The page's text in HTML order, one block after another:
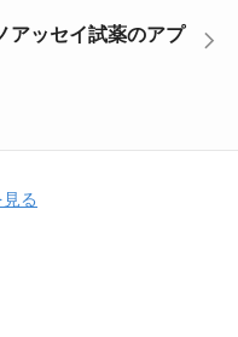
アッセイ試薬のアプ
る